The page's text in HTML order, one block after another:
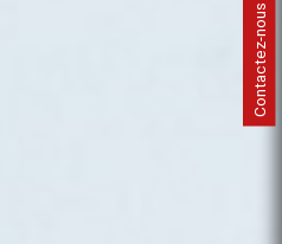
Contactez-nous